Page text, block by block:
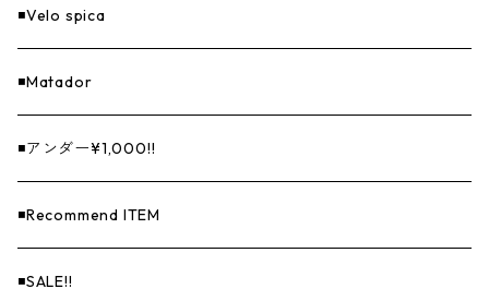
◾️Velo spica
◾️Matador
◾️アンダー¥1,000!!
◾️Recommend ITEM
◾️SALE!!